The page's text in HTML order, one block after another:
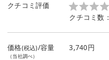
クチコミ評価
クチコミ数：
価格(税込)/容量
（当社調べ）
3,740円